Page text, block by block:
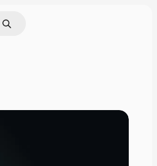
по изображению
Поиск